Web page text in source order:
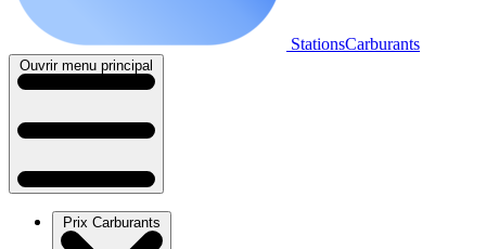
StationsCarburants
Ouvrir menu principal
Prix Carburants